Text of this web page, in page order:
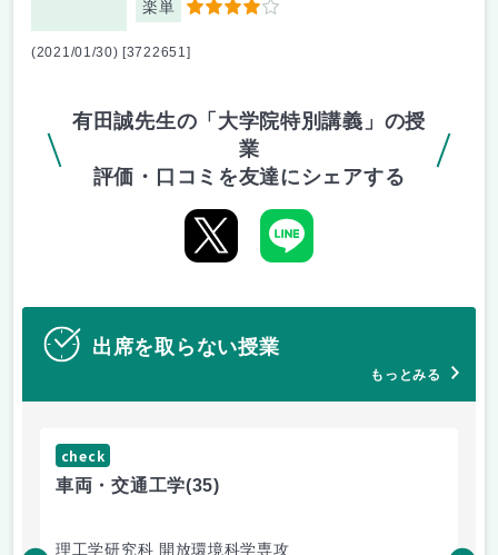
楽単 4
(2021/01/30) [3722651]
有田誠先生の「大学院特別講義」の授
業
評価・口コミを友達にシェアする
出席を取らない授業
もっとみる
check
車両・交通工学(35)
理工学研究科 開放環境科学専攻